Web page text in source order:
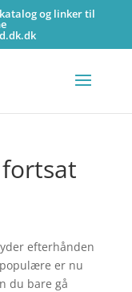
og linker til
efterhånden
er nu
du bare gå